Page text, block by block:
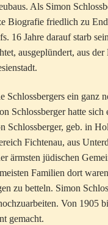
Als Simon
Biografie friedlich zu
16 Jahre darauf starb
ausgeplündert, aus
Schlossbergers ein ganz
Schlossberger hatte
Schlossberger, geb. in
Fichtenau, aus
ärmsten jüdischen
Familien dort
zu betteln. Simon
Von 1905
gemacht.